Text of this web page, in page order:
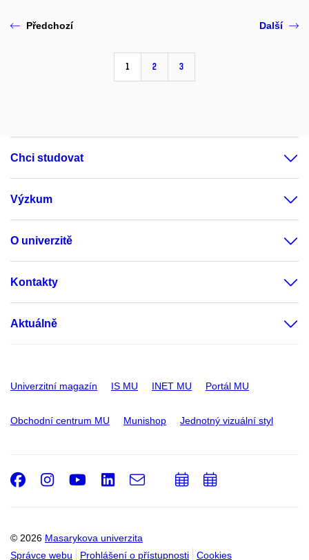
Předchozí
1 2 3
Další
Chci studovat
Výzkum
O univerzitě
Kontakty
Aktuálně
Univerzitní magazín IS MU INET MU Portál MU
Obchodní centrum MU Munishop Jednotný vizuální styl
© 2026 Masarykova univerzita
Správce webu
Prohlášení o přístupnosti Cookies
Facebook
Instagram
Youtube
LinkedIn
e-
PřidatPřidat